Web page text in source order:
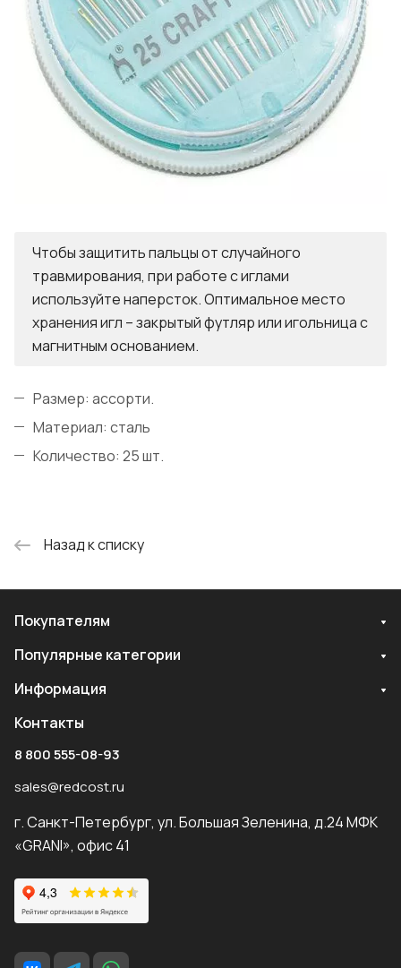
Чтобы защитить пальцы от случайного
травмирования, при работе с иглами
используйте наперсток. Оптимальное место
хранения игл – закрытый футляр или игольница с
магнитным основанием.
Размер: ассорти.
Материал: сталь
Количество: 25 шт.
Назад к списку
Покупателям
Популярные категории
Информация
Контакты
8 800 555-08-93
sales@redcost.ru
г. Санкт-Петербург, ул. Большая Зеленина, д.24 МФК
«GRANI», офис 41